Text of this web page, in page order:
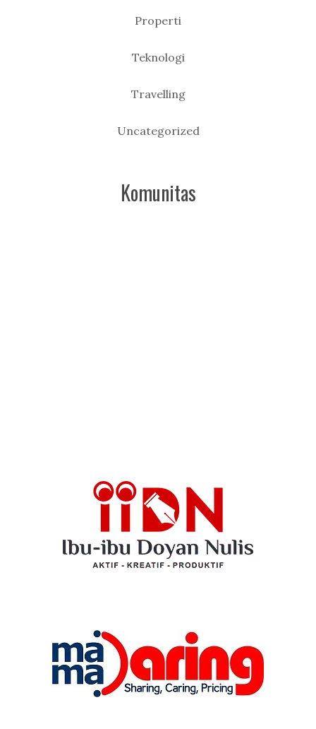
Properti
Teknologi
Travelling
Uncategorized
Komunitas